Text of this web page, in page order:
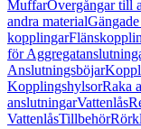
MuffarÖvergångar till
andra material
kopplingar
för
Anslutningsböjar
KopplingshylsorRaka
anslutningarVattenlås
VattenlåsTillbehör